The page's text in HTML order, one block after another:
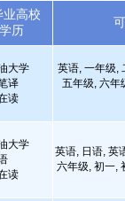
业高校
历
大学
译
读
英语, 一年级,
五年级, 六年
大学
读
英语, 日语, 英
六年级, 初一,